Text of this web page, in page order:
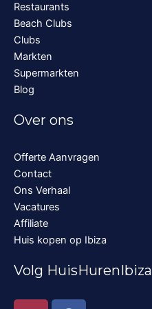
Restaurants
Beach Clubs
Clubs
Markten
Supermarkten
Blog
Over ons
Offerte Aanvragen
Contact
Ons Verhaal
Vacatures
Affiliate
Huis kopen op Ibiza
Volg HuisHurenIbiza